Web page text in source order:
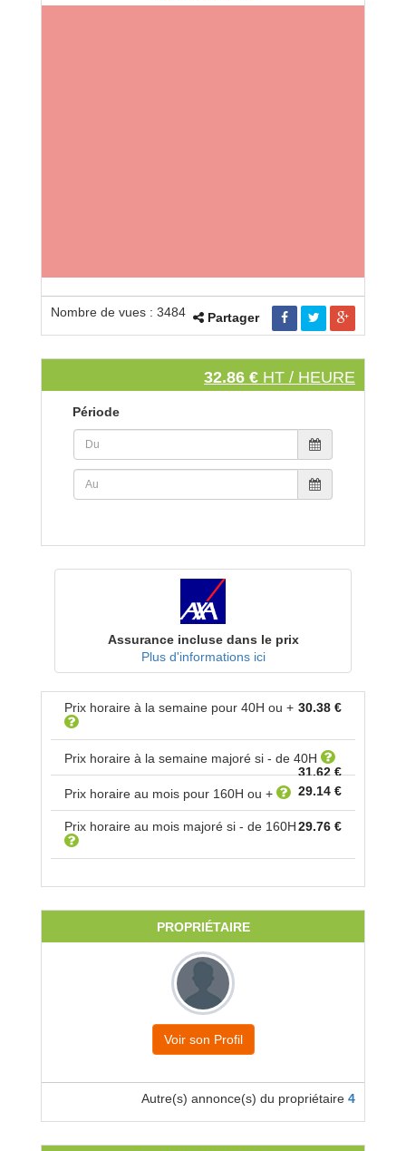
Nombre de vues : 3484 Partager
32.86 € HT / HEURE
Période
Assurance incluse dans le prix
Plus d'informations ici
Prix horaire à la semaine pour 40H ou + 30.38 €
Prix horaire à la semaine majoré si - de 40H
31.62 €
Prix horaire au mois pour 160H ou + 29.14 €
Prix horaire au mois majoré si - de 160H29.76 €
PROPRIÉTAIRE
Voir son Profil
Autre(s) annonce(s) du propriétaire 4